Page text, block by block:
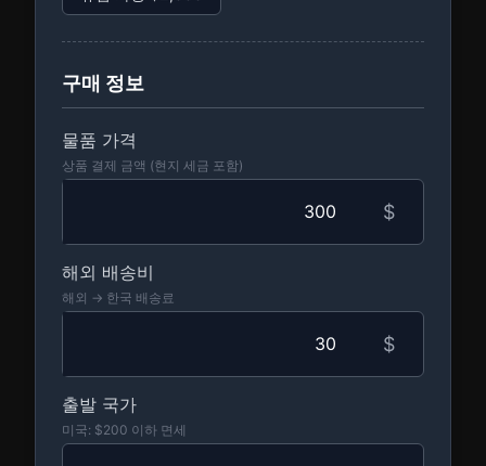
구매 정보
물품 가격
상품 결제 금액 (현지 세금 포함)
$
해외 배송비
해외 → 한국 배송료
$
출발 국가
미국: $200 이하 면세